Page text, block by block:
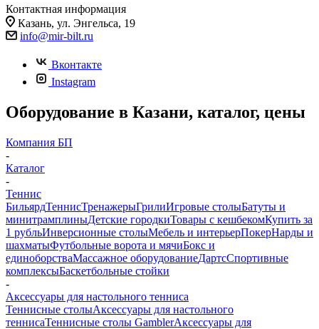
Контактная информация
Казань, ул. Энгельса, 19
info@mir-bilt.ru
Вконтакте
Instagram
Оборудование в Казани, каталог, цены
Компания БП
-
Каталог
-
Теннис
БильярдТеннисТренажерыГрилиИгровые столыБатуты и
минитрамплиныДетские городкиТовары с кешбекомКупить за
1 рубльИнверсионные столыМебель и интерьерПокерНарды и
шахматыФутбольные ворота и мячиБокс и
единоборстваМассажное оборудованиеДартсСпортивные
комплексыБаскетбольные стойки
-
Аксессуары для настольного тенниса
Теннисные столыАксессуары для настольного
теннисаТеннисные столы GamblerАксессуары для